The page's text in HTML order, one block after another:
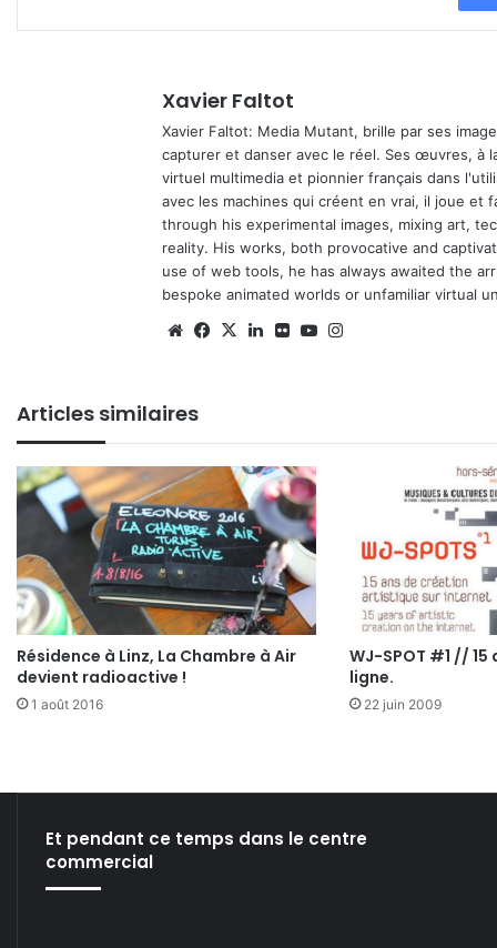
Xavier Faltot
Xavier Faltot: Media Mutant, brille par ses
capturer et danser avec le réel. Ses œuvres, à
virtuel multimedia et pionnier français dans
avec les machines qui créent en vrai, il joue et
through his experimental images, mixing art,
reality. His works, both provocative and
use of web tools, he has always awaited the
bespoke animated worlds or unfamiliar virtual
WebsiteFacebook
X Linkedin
FlickrYouTube
Articles similaires
Résidence à Linz, La Chambre à Air
devient radioactive !
1 août 2016
WJ-SPOT #1 //
ligne.
22 juin 2009
Et pendant ce temps dans le centre
commercial